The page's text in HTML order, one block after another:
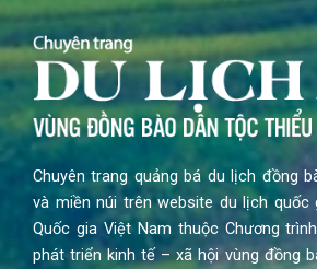
Chuyên trang quảng bá du lịch đồng
và miền núi trên website du lịch quốc
Quốc gia Việt Nam thuộc Chương
phát triển kinh tế – xã hội vùng đồng